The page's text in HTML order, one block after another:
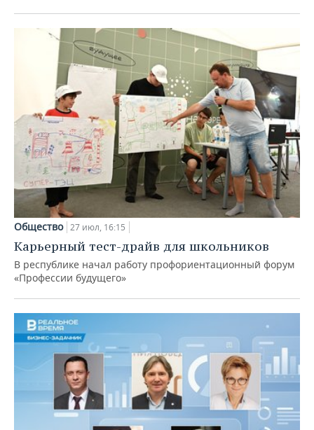
Общество 27 июл, 16:15
Карьерный тест-драйв для школьников
В республике начал работу профориентационный форум
«Профессии будущего»